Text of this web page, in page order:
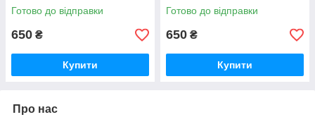
Готово до відправки
650 ₴
Купити
Готово до відправки
650 ₴
Купити
Про нас